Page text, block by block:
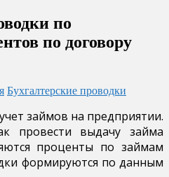
по
по договору
Бухгалтерские проводки
займов на предприятии.
провести выдачу займа
проценты по займам
формируются по данным